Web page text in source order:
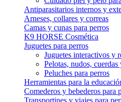
Antiparasitarios internos y
Arneses, collares y correas
Camas y cunas para perros
K9 HORSE Cosmética
Juguetes para perros
Juguetes interactivos y
Pelotas, nudos,
Peluches para perros
Herramientas para la
Comederos y bebederos para
Transportines y viajes para